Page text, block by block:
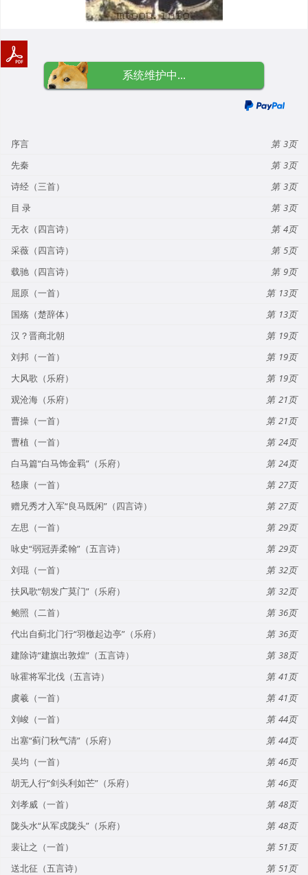
系统维护中...
序言
3
先秦
3
诗经（三首）
3
目 录
3
无衣（四言诗）
4
采薇（四言诗）
5
载驰（四言诗）
9
屈原（一首）
13
国殇（楚辞体）
13
汉？晋商北朝
19
刘邦（一首）
19
大风歌（乐府）
19
观沧海（乐府）
21
曹操（一首）
21
曹植（一首）
24
白马篇“白马饰金羁”（乐府）
24
嵇康（一首）
27
赠兄秀才入军“良马既闲”（四言诗）
27
左思（一首）
29
咏史“弱冠弄柔翰”（五言诗）
29
刘琨（一首）
32
扶风歌“朝发广莫门”（乐府）
32
鲍照（二首）
36
代出自蓟北门行“羽檄起边亭”（乐府）
36
建除诗“建旗出敦煌”（五言诗）
38
咏霍将军北伐（五言诗）
41
虞羲（一首）
41
刘峻（一首）
44
出塞“蓟门秋气清”（乐府）
44
吴均（一首）
46
胡无人行“剑头利如芒”（乐府）
46
刘孝威（一首）
48
陇头水“从军戍陇头”（乐府）
48
裴让之（一首）
51
送北征（五言诗）
51